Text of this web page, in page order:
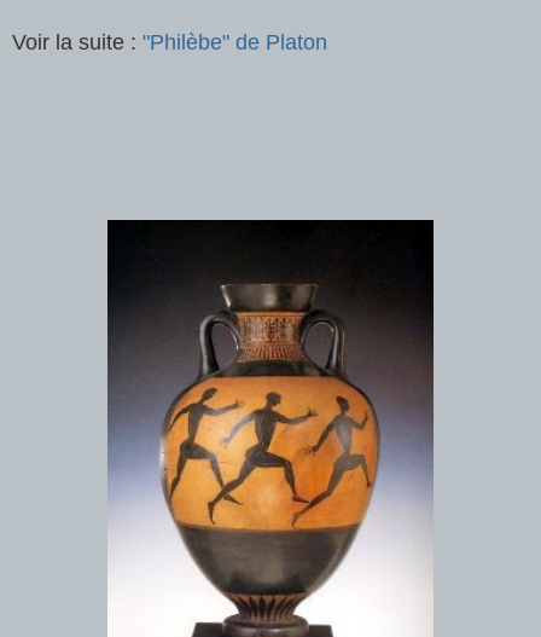
Voir la suite : "Philèbe" de Platon